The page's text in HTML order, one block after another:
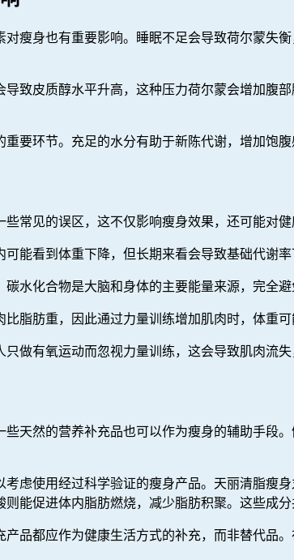
对瘦身也有重要影响。睡眠不足会导致荷尔蒙失
导致皮质醇水平升高，这种压力荷尔蒙会增加腹
要环节。充足的水分有助于新陈代谢，增加饱
常见的误区，这不仅影响瘦身效果，还可能对健
能看到体重下降，但长期来看会导致基础代谢
水化合物是大脑和身体的主要能量来源，完全
脂肪重，因此通过力量训练增加肌肉时，体重
做有氧运动而忽视力量训练，这会导致肌肉流
些天然的营养补充品也可以作为瘦身的辅助手段
虑使用经过科学验证的瘦身产品。天丽清脂瘦
能促进体内脂肪燃烧，减少脂肪积聚。这些成
品都应作为健康生活方式的补充，而非替代品